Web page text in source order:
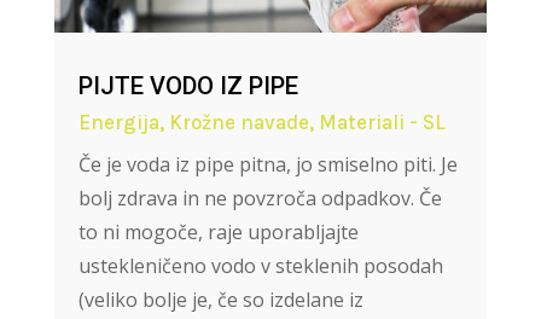
PIJTE VODO IZ PIPE
Energija, Krožne navade, Materiali - SL
Če je voda iz pipe pitna, jo smiselno piti. Je
bolj zdrava in ne povzroča odpadkov. Če
to ni mogoče, raje uporabljajte
ustekleničeno vodo v steklenih posodah
(veliko bolje je, če so izdelane iz